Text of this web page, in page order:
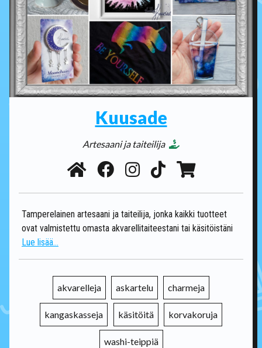
Kuusade
Artesaani ja taiteilija
Tamperelainen artesaani ja taiteilija, jonka kaikki tuotteet
ovat valmistettu omasta akvarellitaiteestani tai käsitöistäni
Lue lisää...
akvarelleja askartelu charmeja
kangaskasseja käsitöitä korvakoruja
washi-teippiä